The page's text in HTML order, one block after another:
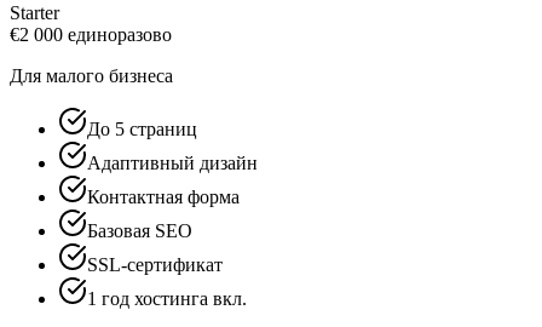
Starter
€2 000 единоразово
Для малого бизнеса
До 5 страниц
Адаптивный дизайн
Контактная форма
Базовая SEO
SSL-сертификат
1 год хостинга вкл.